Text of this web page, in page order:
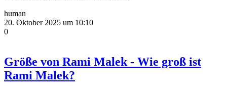
human
20. Oktober 2025 um 10:10
0
Größe von Rami Malek - Wie groß ist
Rami Malek?